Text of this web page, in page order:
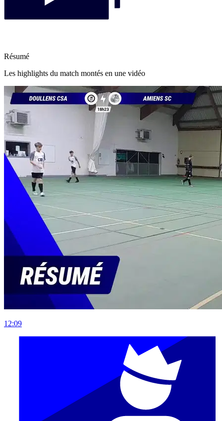
Résumé
Les highlights du match montés en une vidéo
12:09